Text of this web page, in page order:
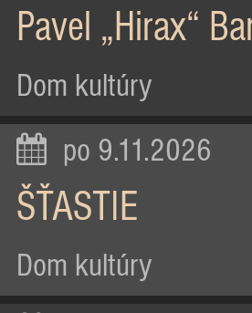
Pavel „Hirax“
Dom kultúry
po 9.11.2026
ŠŤASTIE
Dom kultúry